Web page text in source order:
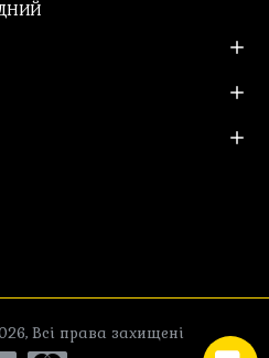
Всі права захищені